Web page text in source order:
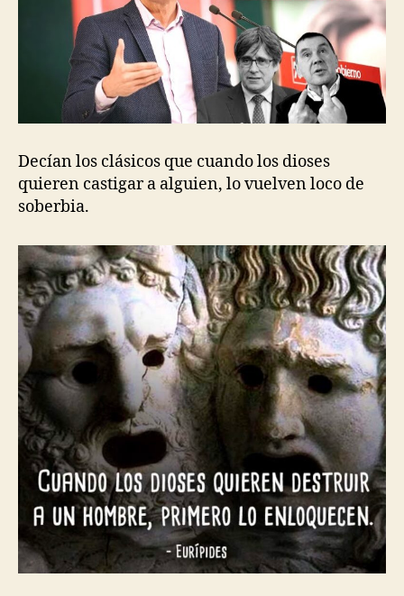
Decían los clásicos que cuando los dioses
quieren castigar a alguien, lo vuelven loco de
soberbia.